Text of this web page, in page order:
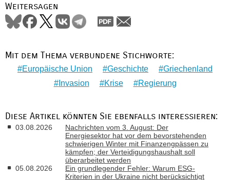
Weitersagen
Mit dem Thema verbundene Stichworte:
Europäische Union Geschichte
Griechenland
Invasion
Krise Regierung
Diese Artikel könnten Sie ebenfalls interessieren:
03.08.2026
Nachrichten vom 3. August: Der
Energiesektor hat vor dem bevorstehenden
schwierigen Winter mit Finanzengpässen zu
kämpfen; der Verteidigungshaushalt soll
überarbeitet werden
05.08.2026
Ein grundlegender Fehler: Warum ESG-
Kriterien in der Ukraine nicht berücksichtigt